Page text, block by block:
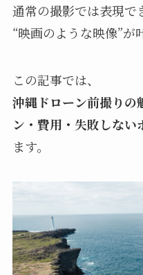
通常の撮影では表現で
“映画のような映像”が
この記事では、
沖縄ドローン前撮りの
ン・費用・失敗しない
ます。